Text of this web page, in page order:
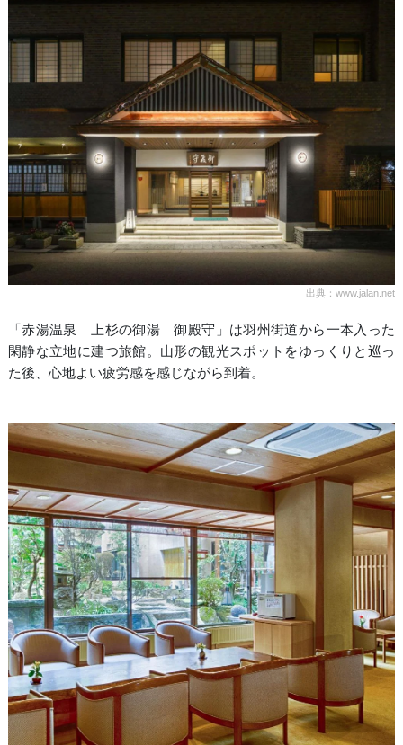
出典：www.jalan.net
「赤湯温泉 上杉の御湯 御殿守」は羽州街道から一本入った
閑静な立地に建つ旅館。山形の観光スポットをゆっくりと巡っ
た後、心地よい疲労感を感じながら到着。